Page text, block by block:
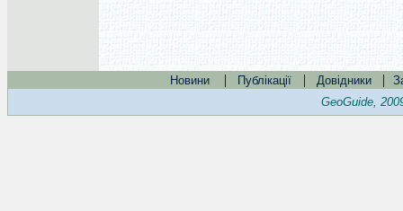
Новини | Публікації | Довідники |
GeoGuide,